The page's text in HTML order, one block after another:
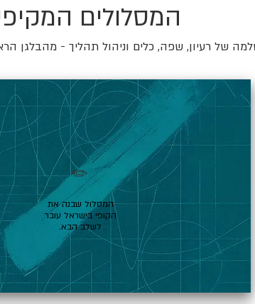
המסלולים
של רעיון, שפה, כלים וניהול תהליך - מהבלגן
✏️
המסלול שבנה את
הקופי בישראל עובר
לשלב הבא.